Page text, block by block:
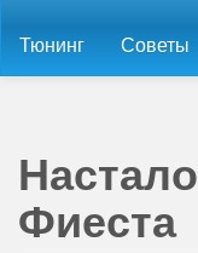
Тюнинг Советы
Фиеста